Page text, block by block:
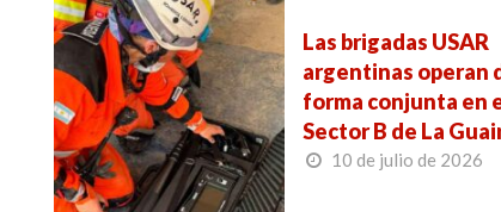
Las brigadas USAR
argentinas operan
forma conjunta en
Sector B de La
10 de julio de 2026